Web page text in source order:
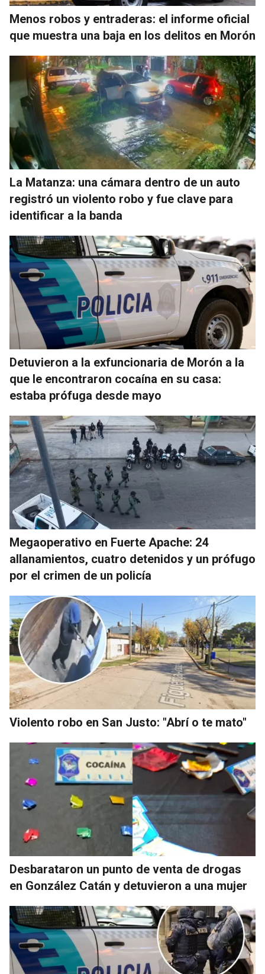
Menos robos y entraderas: el informe oficial
que muestra una baja en los delitos en Morón
La Matanza: una cámara dentro de un auto
registró un violento robo y fue clave para
identificar a la banda
Detuvieron a la exfuncionaria de Morón a la
que le encontraron cocaína en su casa:
estaba prófuga desde mayo
Megaoperativo en Fuerte Apache: 24
allanamientos, cuatro detenidos y un prófugo
por el crimen de un policía
Violento robo en San Justo: "Abrí o te mato"
Desbarataron un punto de venta de drogas
en González Catán y detuvieron a una mujer